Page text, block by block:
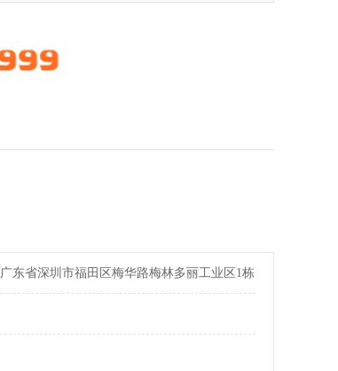
广东省深圳市福田区梅华路梅林多丽工业区1栋